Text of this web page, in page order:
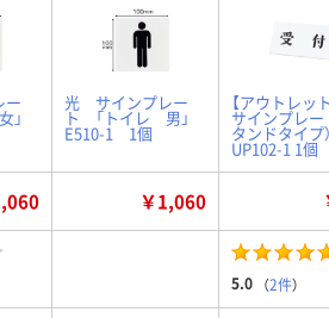
」
光 サインプレー
ト 「トイレ 男」
E510-1 1個
【アウトレッ
サインプレー
タンドタイプ
UP102-1 1個
￥1,060
5.0 （2件）